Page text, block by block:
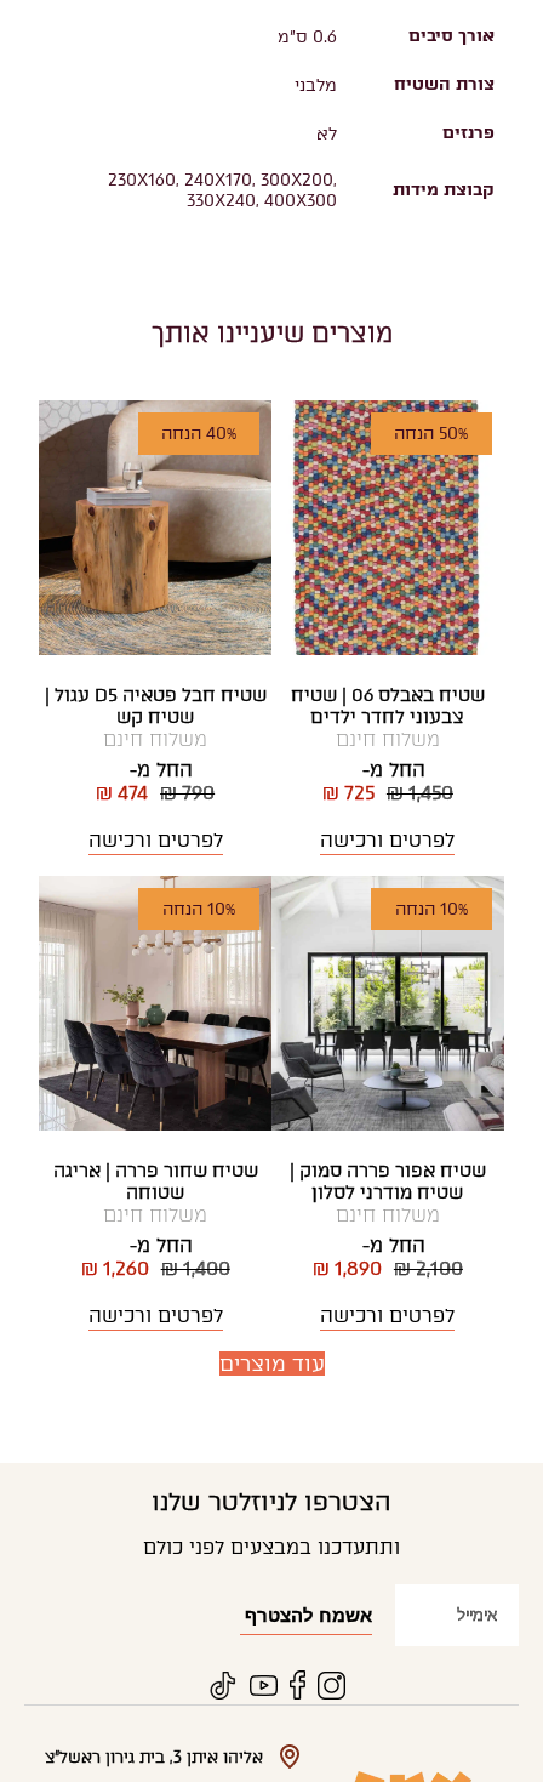
אורך סיבים 0.6 ס"מ
צורת השטיח מלבני
פרנזים לא
קבוצת מידות
230X160, 240X170, 300X200,
330X240, 400X300
מוצרים שיעניינו אותך
50% הנחה
שטיח באבלס 06 | שטיח
צבעוני לחדר ילדים
משלוח חינם
החל מ-
₪ 1,450
₪ 725
לפרטים ורכישה
40% הנחה
שטיח חבל פטאיה D5 עגול |
שטיח קש
משלוח חינם
החל מ-
₪ 790
₪ 474
לפרטים ורכישה
10% הנחה
שטיח אפור פררה סמוק |
שטיח מודרני לסלון
משלוח חינם
החל מ-
₪ 2,100
₪ 1,890
לפרטים ורכישה
10% הנחה
שטיח שחור פררה | אריגה
שטוחה
משלוח חינם
החל מ-
₪ 1,400
₪ 1,260
לפרטים ורכישה
עוד מוצרים
הצטרפו לניוזלטר שלנו
ותתעדכנו במבצעים לפני כולם
אליהו איתן 3, בית גירון ראשל"צ